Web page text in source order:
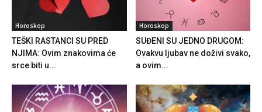
Horoskop
TEŠKI RASTANCI SU PRED
NJIMA: Ovim znakovima će
srce biti u...
Horoskop
SUĐENI SU JEDNO DRUGOM:
Ovakvu ljubav ne doživi svako,
a ovim...